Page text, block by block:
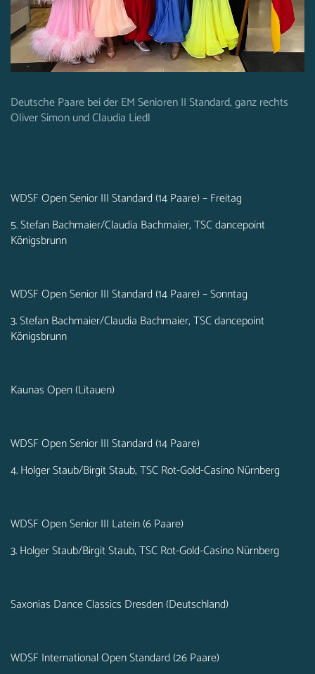
Deutsche Paare bei der EM Senioren II Standard, ganz rechts
Oliver Simon und Claudia Liedl
WDSF Open Senior III Standard (14 Paare) – Freitag
5. Stefan Bachmaier/Claudia Bachmaier, TSC dancepoint
Königsbrunn
WDSF Open Senior III Standard (14 Paare) – Sonntag
3. Stefan Bachmaier/Claudia Bachmaier, TSC dancepoint
Königsbrunn
Kaunas Open (Litauen)
WDSF Open Senior III Standard (14 Paare)
4. Holger Staub/Birgit Staub, TSC Rot-Gold-Casino Nürnberg
WDSF Open Senior III Latein (6 Paare)
3. Holger Staub/Birgit Staub, TSC Rot-Gold-Casino Nürnberg
Saxonias Dance Classics Dresden (Deutschland)
WDSF International Open Standard (26 Paare)